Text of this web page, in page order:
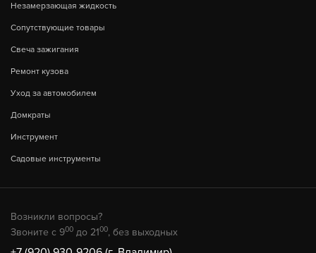
Незамерзающая жидкость
Сопутствующие товары
Свеча зажигания
Ремонт кузова
Уход за автомобилем
Домкраты
Инструмент
Садовые инструменты
Возникли вопросы?
Звоните с 900 до 2100, без выходных